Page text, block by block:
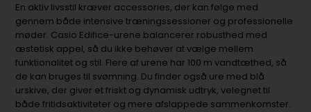
En aktiv livsstil kræver accessories, der kan følge med
gennem både intensive træningssessioner og professionelle
møder. Casio Edifice-urene balancerer robusthed med
æstetisk appel, så du ikke behøver at vælge mellem
funktionalitet og stil. Flere af urene har 100 m vandtæthed, så
de kan bruges til svømning. Du finder også ure med blå
urskive, der giver et friskt og dynamisk udtryk, velegnet til
både fritidsaktiviteter og mere afslappede sammenkomster.